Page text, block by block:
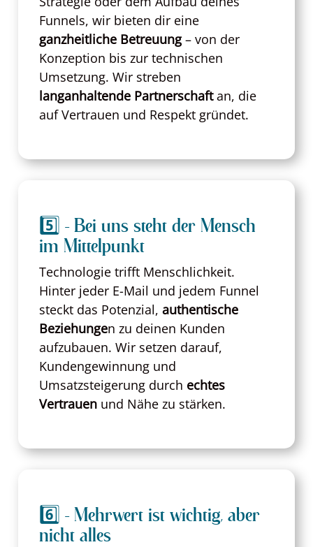
Funnels, wir bieten dir eine
ganzheitliche Betreuung– von der
Konzeption bis zur technischen
Umsetzung. Wir streben
langanhaltende Partnerschaftan, die
auf Vertrauen und Respekt gründet.
5️⃣ - Bei uns steht der Mensch
im Mittelpunkt
Technologie trifft Menschlichkeit.
Hinter jeder E-Mail und jedem Funnel
steckt das Potenzial, authentische
Beziehungen zu deinen Kunden
aufzubauen. Wir setzen darauf,
Kundengewinnung und
Umsatzsteigerung durch echtes
Vertrauenund Nähe zu stärken.
6️⃣ - Mehrwert ist wichtig, aber
nicht alles